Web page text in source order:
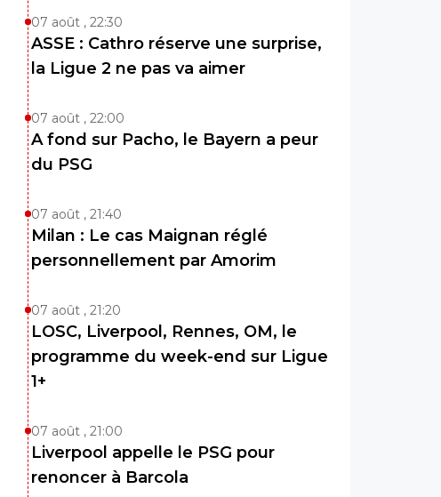
07 août , 22:30
ASSE : Cathro réserve une surprise,
la Ligue 2 ne pas va aimer
07 août , 22:00
A fond sur Pacho, le Bayern a peur
du PSG
07 août , 21:40
Milan : Le cas Maignan réglé
personnellement par Amorim
07 août , 21:20
LOSC, Liverpool, Rennes, OM, le
programme du week-end sur Ligue
1+
07 août , 21:00
Liverpool appelle le PSG pour
renoncer à Barcola